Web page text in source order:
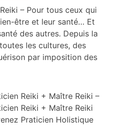
– Pour tous ceux qui
être et leur santé… Et
des autres. Depuis la
les cultures, des
par imposition des
Reiki + Maître Reiki –
Reiki + Maître Reiki
Praticien Holistique